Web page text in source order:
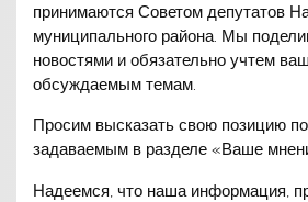
принимаются Советом депутатов
муниципального района. Мы
новостями и обязательно учтем
обсуждаемым темам.
Просим высказать свою позицию
задаваемым в разделе «Ваше
Надеемся, что наша информация,